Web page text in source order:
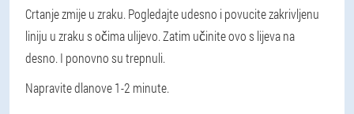
Crtanje zmije u zraku. Pogledajte udesno i povucite zakrivljenu
liniju u zraku s očima ulijevo. Zatim učinite ovo s lijeva na
desno. I ponovno su trepnuli.
Napravite dlanove 1-2 minute.